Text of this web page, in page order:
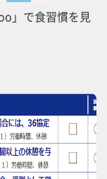
」で食習慣を見